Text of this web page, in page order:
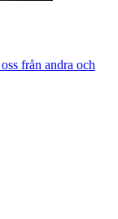
från andra och